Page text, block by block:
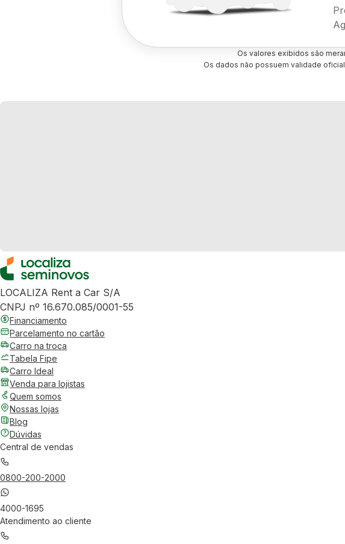
Os valores exibidos são
Os dados não possuem validade
LOCALIZA Rent a Car S/A
CNPJ nº 16.670.085/0001-55
Financiamento
Parcelamento no cartão
Carro na troca
Tabela Fipe
Carro Ideal
Venda para lojistas
Quem somos
Nossas lojas
Blog
Dúvidas
Central de vendas
0800-200-2000
4000-1695
Atendimento ao cliente